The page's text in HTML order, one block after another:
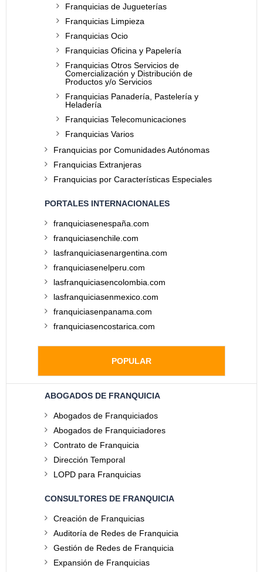
Franquicias de Jugueterías
Franquicias Limpieza
Franquicias Ocio
Franquicias Oficina y Papelería
Franquicias Otros Servicios de
Comercialización y Distribución de
Productos y/o Servicios
Franquicias Panadería, Pastelería y
Heladería
Franquicias Telecomunicaciones
Franquicias Varios
Franquicias por Comunidades Autónomas
Franquicias Extranjeras
Franquicias por Características Especiales
PORTALES INTERNACIONALES
franquiciasenespaña.com
franquiciasenchile.com
lasfranquiciasenargentina.com
franquiciasenelperu.com
lasfranquiciasencolombia.com
lasfranquiciasenmexico.com
franquiciasenpanama.com
franquiciasencostarica.com
POPULAR
ABOGADOS DE FRANQUICIA
Abogados de Franquiciados
Abogados de Franquiciadores
Contrato de Franquicia
Dirección Temporal
LOPD para Franquicias
CONSULTORES DE FRANQUICIA
Creación de Franquicias
Auditoría de Redes de Franquicia
Gestión de Redes de Franquicia
Expansión de Franquicias